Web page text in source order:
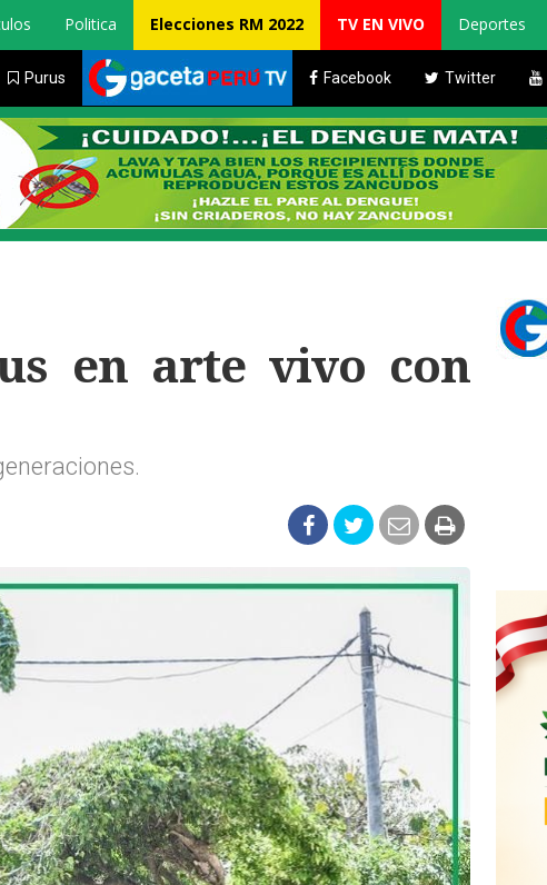
Politica Elecciones RM 2022 TV EN VIVO Deportes
Purus Facebook Twitter
en arte vivo con